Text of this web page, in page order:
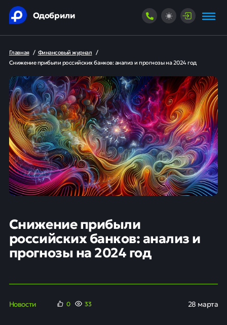
Одобрили
Главная / Финансовый журнал /
Снижение прибыли российских банков: анализ и прогнозы на 2024 год
Снижение прибыли
российских банков: анализ и
прогнозы на 2024 год
Новости 0 33 28 марта